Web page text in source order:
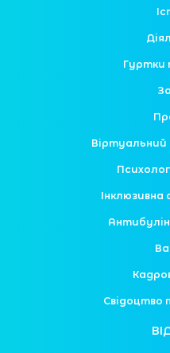
Гуртки
Інклюзивна
Свідоцтво